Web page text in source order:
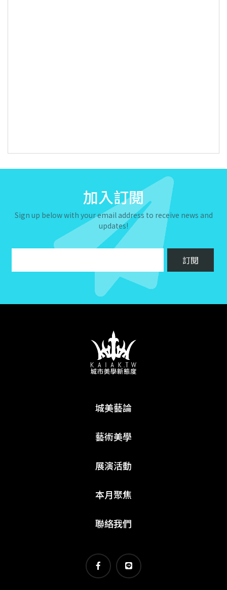
加入訂閱
Sign up below with your email address to receive news and
updates!
城美藝論
藝術美學
展演活動
本月聚焦
聯絡我們